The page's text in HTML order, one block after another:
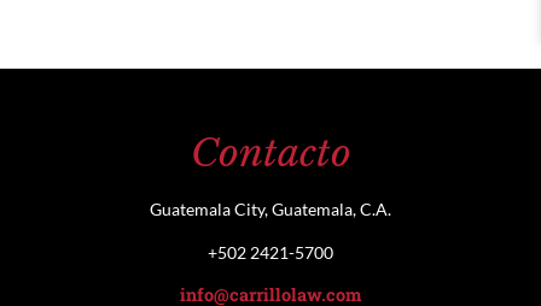
Contacto
Guatemala City, Guatemala, C.A.
+502 2421-5700
info@carrillolaw.com